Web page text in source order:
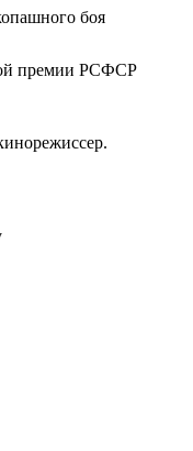
боя
премии РСФСР